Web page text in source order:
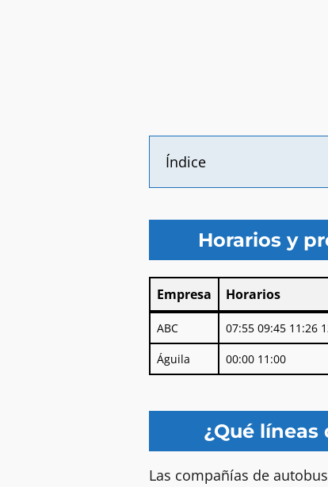
Índice
Horarios y
Empresa Horarios
Empresa
Horarios
ABC 07:55 09:45 11:26
Águila 00:00 11:00
¿Qué
Las compañías de